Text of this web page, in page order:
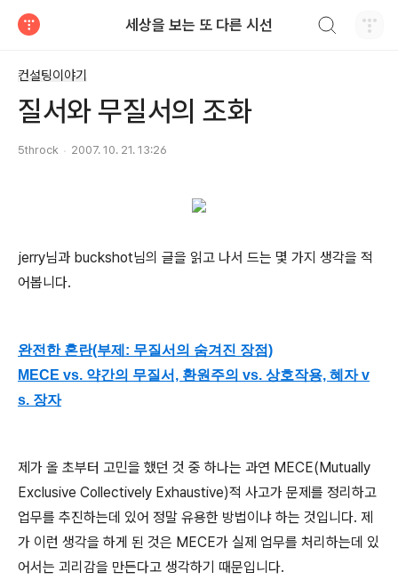
세상을 보는 또 다른 시선
컨설팅이야기
질서와 무질서의 조화
5throck 2007. 10. 21. 13:26
jerry님과 buckshot님의 글을 읽고 나서 드는 몇 가지 생각을 적
어봅니다.
완전한 혼란(부제: 무질서의 숨겨진 장점)
MECE vs. 약간의 무질서, 환원주의 vs. 상호작용, 혜자 v
s. 장자
제가 올 초부터 고민을 했던 것 중 하나는 과연 MECE(Mutually
Exclusive Collectively Exhaustive)적 사고가 문제를 정리하고
업무를 추진하는데 있어 정말 유용한 방법이냐 하는 것입니다. 제
가 이런 생각을 하게 된 것은 MECE가 실제 업무를 처리하는데 있
어서는 괴리감을 만든다고 생각하기 때문입니다.